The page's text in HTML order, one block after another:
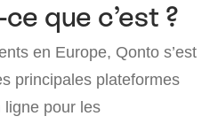
que c’est ?
en Europe, Qonto s’est
principales plateformes
ligne pour les